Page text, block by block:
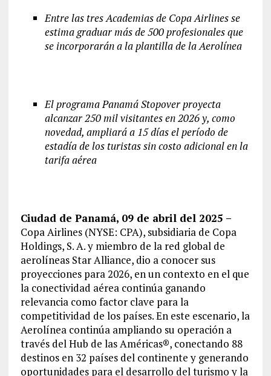
Entre las tres Academias de Copa Airlines se
estima graduar más de 500 profesionales que
se incorporarán a la plantilla de la Aerolínea
El programa Panamá Stopover proyecta
alcanzar 250 mil visitantes en 2026 y, como
novedad, ampliará a 15 días el período de
estadía de los turistas sin costo adicional en la
tarifa aérea
Ciudad de Panamá, 09 de abril del 2025 –
Copa Airlines (NYSE: CPA), subsidiaria de Copa
Holdings, S. A. y miembro de la red global de
aerolíneas Star Alliance, dio a conocer sus
proyecciones para 2026, en un contexto en el que
la conectividad aérea continúa ganando
relevancia como factor clave para la
competitividad de los países. En este escenario, la
Aerolínea continúa ampliando su operación a
través del Hub de las Américas®, conectando 88
destinos en 32 países del continente y generando
oportunidades para el desarrollo del turismo y la